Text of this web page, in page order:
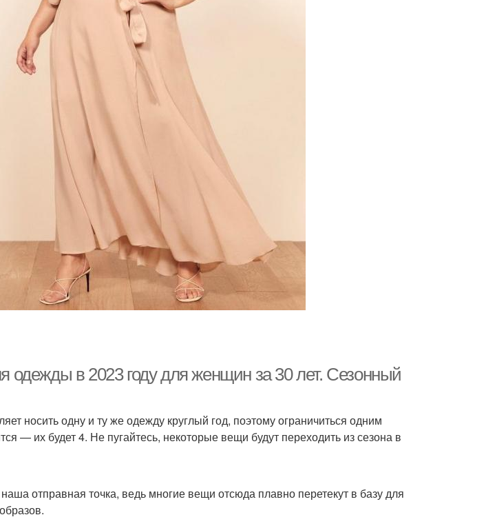
одежды в 2023 году для женщин за 30 лет. Сезонный
носить одну и ту же одежду круглый год, поэтому ограничиться одним
— их будет 4. Не пугайтесь, некоторые вещи будут переходить из сезона в
отправная точка, ведь многие вещи отсюда плавно перетекут в базу для